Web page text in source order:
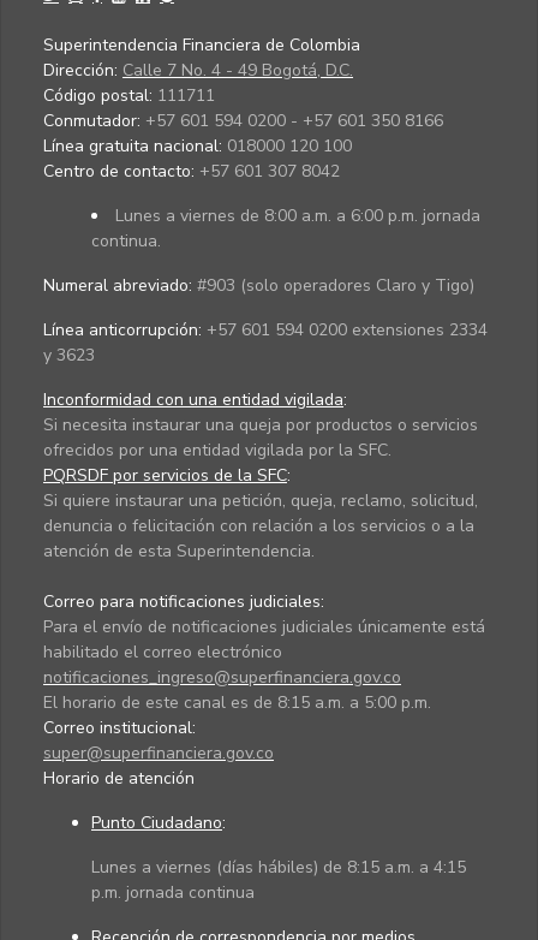
Superintendencia Financiera de Colombia
Dirección: Calle 7 No. 4 - 49 Bogotá, D.C.
Código postal: 111711
Conmutador: +57 601 594 0200 - +57 601 350 8166
Línea gratuita nacional: 018000 120 100
Centro de contacto: +57 601 307 8042
Lunes a viernes de 8:00 a.m. a 6:00 p.m. jornada
continua.
Numeral abreviado: #903 (solo operadores Claro y Tigo)
Línea anticorrupción: +57 601 594 0200 extensiones 2334
y 3623
Inconformidad con una entidad vigilada:
Si necesita instaurar una queja por productos o servicios
ofrecidos por una entidad vigilada por la SFC.
PQRSDF por servicios de la SFC:
Si quiere instaurar una petición, queja, reclamo, solicitud,
denuncia o felicitación con relación a los servicios o a la
atención de esta Superintendencia.
Correo para notificaciones judiciales:
Para el envío de notificaciones judiciales únicamente está
habilitado el correo electrónico
notificaciones_ingreso@superfinanciera.gov.co
El horario de este canal es de 8:15 a.m. a 5:00 p.m.
Correo institucional:
super@superfinanciera.gov.co
Horario de atención
Punto Ciudadano:
Lunes a viernes (días hábiles) de 8:15 a.m. a 4:15
p.m. jornada continua